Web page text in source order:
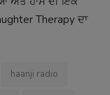
Therapy ਦਾ
haanji radio